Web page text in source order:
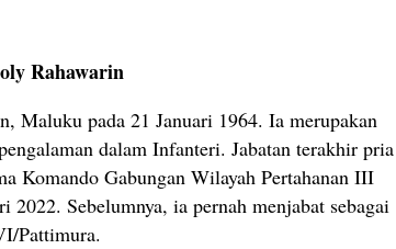
Rahawarin
Maluku pada 21 Januari 1964. Ia merupakan
dalam Infanteri. Jabatan terakhir pria
Komando Gabungan Wilayah Pertahanan III
2022. Sebelumnya, ia pernah menjabat sebagai
Pattimura.